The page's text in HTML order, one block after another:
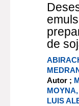
de
Autor ;
LUIS